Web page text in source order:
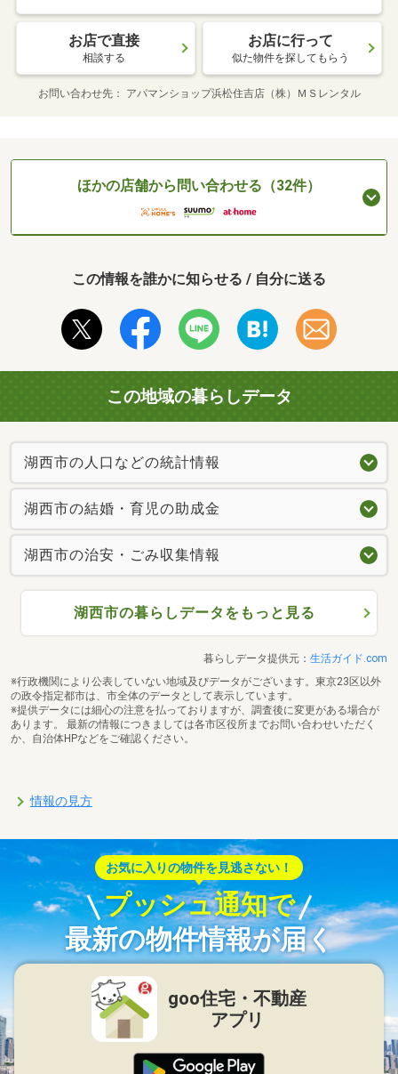
お店で直接
相談する
お店に行って
似た物件を探してもらう
お問い合わせ先 アパマンショップ浜松住吉店（株）ＭＳレンタル
ほかの店舗から問い合わせる（32件）
この情報を誰かに知らせる / 自分に送る
この地域の暮らしデータ
湖西市の人口などの統計情報
湖西市の結婚・育児の助成金
湖西市の治安・ごみ収集情報
湖西市の暮らしデータをもっと見る
暮らしデータ提供元： 生活ガイド.com
※行政機関により公表していない地域及びデータがございます。東京23区以外
の政令指定都市は、市全体のデータとして表示しています。
※提供データには細心の注意を払っておりますが、調査後に変更がある場合が
あります。 最新の情報につきましては各市区役所までお問い合わせいただく
か、自治体HPなどをご確認ください。
情報の見方
お気に入りの物件を見逃さない！
プッシュ通知で
最新の物件情報が届く
goo住宅・不動産
アプリ